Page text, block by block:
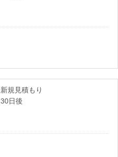
新規見積もり
30日後